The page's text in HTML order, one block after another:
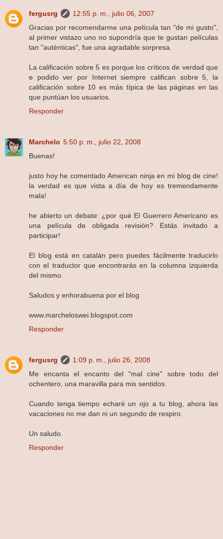
fergusrg
12:55 p. m., julio 06, 2007
Gracias por recomendarme una película tan "de mi gusto",
al primer vistazo uno no supondría que te gustan películas
tan "auténticas", fue una agradable sorpresa.
La calificación sobre 5 es porque los críticos de verdad que
e podido ver por Internet siempre califican sobre 5, la
calificación sobre 10 es más típica de las páginas en las
que puntúan los usuarios.
Responder
Marchelo 5:50 p. m., julio 22, 2008
Buenas!
justo hoy he comentado American ninja en mi blog de cine!
la verdad es que vista a día de hoy es tremendamente
mala!
he abierto un debate: ¿por qué El Guerrero Americano es
una película de obligada revisión? Estás invitado a
participar!
El blog está en catalán pero puedes fácilmente traducirlo
con el traductor que encontrarás en la columna izquierda
del mismo.
Saludos y enhorabuena por el blog
www.marcheloswei.blogspot.com
Responder
fergusrg
1:09 p. m., julio 26, 2008
Me encanta el encanto del "mal cine" sobre todo del
ochentero, una maravilla para mis sentidos.
Cuando tenga tiempo echaré un ojo a tu blog, ahora las
vacaciones no me dan ni un segundo de respiro.
Un saludo.
Responder